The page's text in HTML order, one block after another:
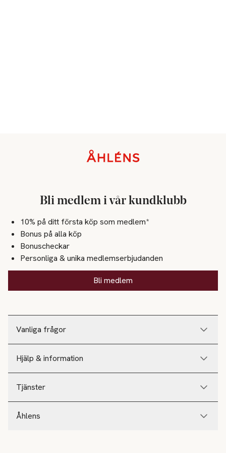
Vanliga frågor
Hjälp & information
Tjänster
Åhlens
Bli medlem i vår kundklubb
10% på ditt första köp som medlem*
Bonus på alla köp
Bonuscheckar
Personliga & unika medlemserbjudanden
Bli medlem